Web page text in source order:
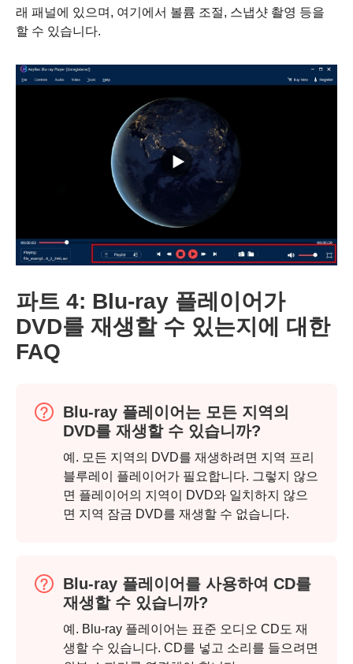
1 단계.
2 단계.
래 패널에 있으며, 여기에서 볼륨 조절, 스냅샷 촬영 등을
할 수 있습니다.
파트 4: Blu-ray 플레이어가
DVD를 재생할 수 있는지에 대한
FAQ
Blu-ray 플레이어는 모든 지역의
DVD를 재생할 수 있습니까?
예. 모든 지역의 DVD를 재생하려면 지역 프리
블루레이 플레이어가 필요합니다. 그렇지 않으
면 플레이어의 지역이 DVD와 일치하지 않으
면 지역 잠금 DVD를 재생할 수 없습니다.
Blu-ray 플레이어를 사용하여 CD를
재생할 수 있습니까?
예. Blu-ray 플레이어는 표준 오디오 CD도 재
생할 수 있습니다. CD를 넣고 소리를 들으려면